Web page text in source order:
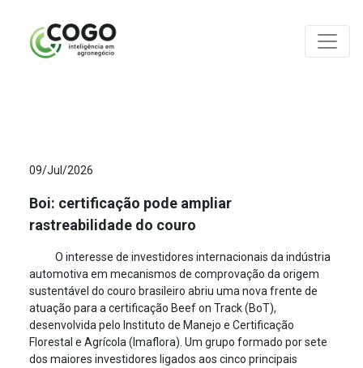
09/Jul/2026
Boi: certificação pode ampliar
rastreabilidade do couro
O interesse de investidores internacionais da indústria
automotiva em mecanismos de comprovação da origem
sustentável do couro brasileiro abriu uma nova frente de
atuação para a certificação Beef on Track (BoT),
desenvolvida pelo Instituto de Manejo e Certificação
Florestal e Agrícola (Imaflora). Um grupo formado por sete
dos maiores investidores ligados aos cinco principais